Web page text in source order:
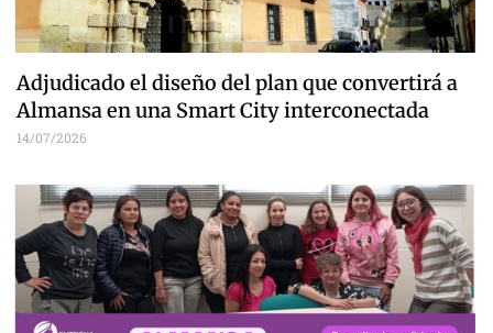
Adjudicado el diseño del plan que convertirá a
Almansa en una Smart City interconectada
14/07/2026